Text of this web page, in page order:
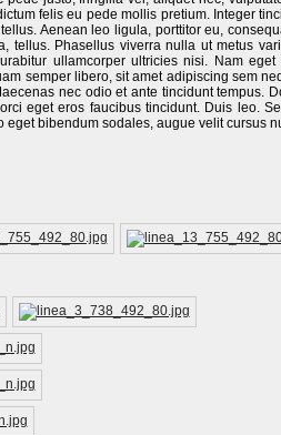
felis eu pede mollis pretium. Integer
Aenean leo ligula, porttitor eu,
tellus. Phasellus viverra nulla ut metus
ullamcorper ultricies nisi. Nam eget
semper libero, sit amet adipiscing sem
nec odio et ante tincidunt tempus.
eget eros faucibus tincidunt. Duis leo.
bibendum sodales, augue velit cursus